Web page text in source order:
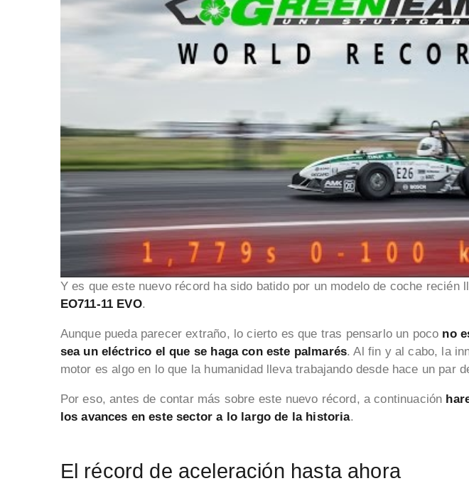
Y es que este nuevo récord ha sido batido por un modelo de coche recién
EO711-11 EVO.
Aunque pueda parecer extraño, lo cierto es que tras pensarlo un poco no
sea un eléctrico el que se haga con este palmarés. Al fin y al cabo, la
motor es algo en lo que la humanidad lleva trabajando desde hace un par
Por eso, antes de contar más sobre este nuevo récord, a continuación
los avances en este sector a lo largo de la historia.
El récord de aceleración hasta ahora